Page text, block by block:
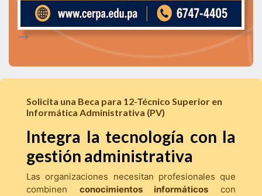
-->
Solicita una Beca para 12-Técnico Superior en
Informática Administrativa (PV)
Integra la tecnología con la
gestión administrativa
Las organizaciones necesitan profesionales que
combinen conocimientos informáticos con